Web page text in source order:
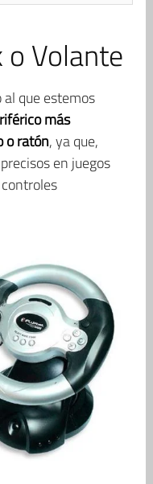
o Volante
al que estemos
más
o ratón, ya que,
en juegos